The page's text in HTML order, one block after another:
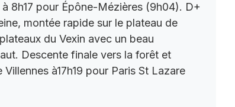
8h17 pour Épône-Mézières (9h04). D+
montée rapide sur le plateau de
du Vexin avec un beau
Descente finale vers la forêt et
à17h19 pour Paris St Lazare